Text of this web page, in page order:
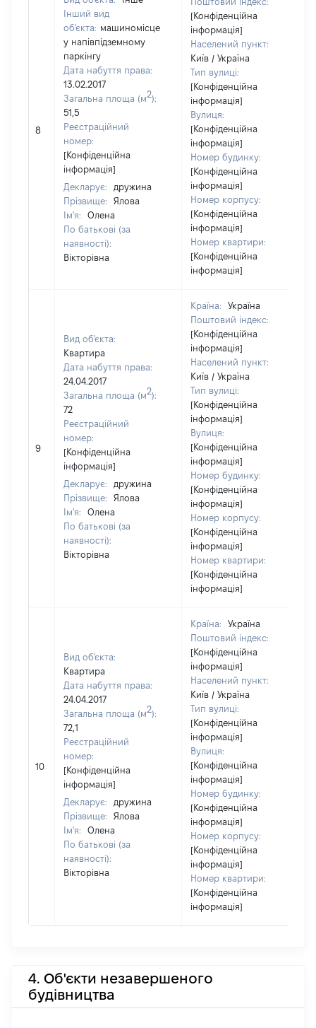
8
Інший вид
об'єкта: машиномісце
у напівпідземному
паркінгу
Дата набуття права:
13.02.2017
Загальна площа (м2):
51,5
Реєстраційний
номер:
[Конфіденційна
інформація]
Декларує:
дружина
Прізвище:
Ялова
Ім'я:
Олена
По батькові (за
наявності):
Вікторівна
[Конфіденційна
інформація]
Населений пункт:
Київ / Україна
Тип вулиці:
[Конфіденційна
інформація]
Вулиця:
[Конфіденційна
інформація]
Номер будинку:
[Конфіденційна
інформація]
Номер корпусу:
[Конфіденційна
інформація]
Номер квартири:
[Конфіденційна
інформація]
9
Вид об'єкта:
Квартира
Дата набуття права:
24.04.2017
Загальна площа (м2):
72
Реєстраційний
номер:
[Конфіденційна
інформація]
Декларує:
дружина
Прізвище:
Ялова
Ім'я:
Олена
По батькові (за
наявності):
Вікторівна
Країна:
Україна
Поштовий індекс:
[Конфіденційна
інформація]
Населений пункт:
Київ / Україна
Тип вулиці:
[Конфіденційна
інформація]
Вулиця:
[Конфіденційна
інформація]
Номер будинку:
[Конфіденційна
інформація]
Номер корпусу:
[Конфіденційна
інформація]
Номер квартири:
[Конфіденційна
інформація]
10
Вид об'єкта:
Квартира
Дата набуття права:
24.04.2017
Загальна площа (м2):
72,1
Реєстраційний
номер:
[Конфіденційна
інформація]
Декларує:
дружина
Прізвище:
Ялова
Ім'я:
Олена
По батькові (за
наявності):
Вікторівна
Країна:
Україна
Поштовий індекс:
[Конфіденційна
інформація]
Населений пункт:
Київ / Україна
Тип вулиці:
[Конфіденційна
інформація]
Вулиця:
[Конфіденційна
інформація]
Номер будинку:
[Конфіденційна
інформація]
Номер корпусу:
[Конфіденційна
інформація]
Номер квартири:
[Конфіденційна
інформація]
4. Об'єкти незавершеного
будівництва